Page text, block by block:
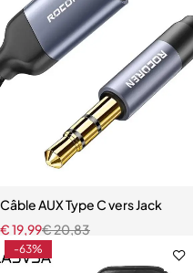
Câble AUX Type C vers Jack
€20,83
€19,99
-63%